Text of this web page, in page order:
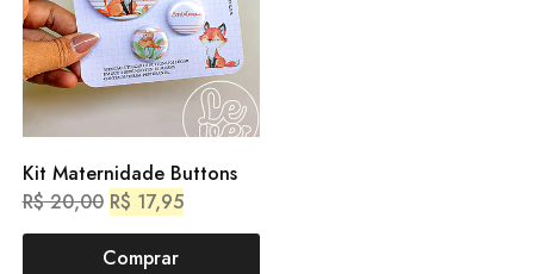
Kit Maternidade Buttons
R$20,00 R$ 17,95
Comprar